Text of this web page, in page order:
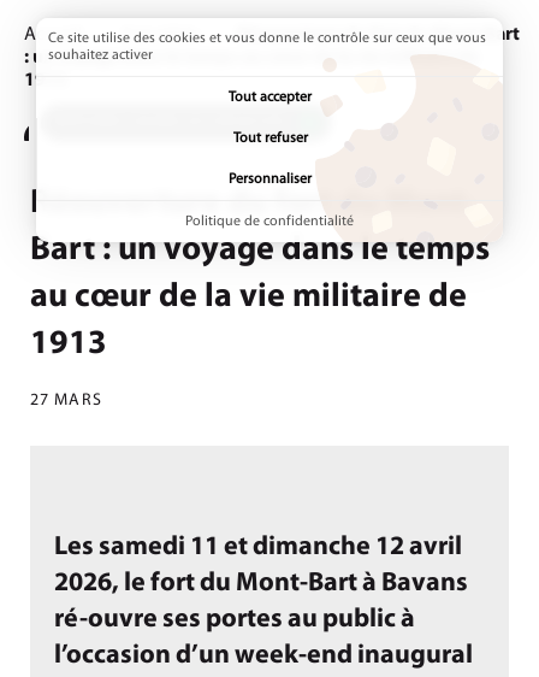
Accueil Actualités Page active :
Réouverture du fort du Mont-Bart
: un voyage dans le temps au cœur de la vie militaire de
1913
Réouverture du fort du Mont-
Bart : un voyage dans le temps
au cœur de la vie militaire de
1913
27 MARS
Les samedi 11 et dimanche 12 avril
2026, le fort du Mont-Bart à Bavans
ré-ouvre ses portes au public à
l’occasion d’un week-end inaugural
Ce site utilise des cookies et vous donne le contrôle sur ceux que vous
souhaitez activer
Tout accepter
Tout refuser
Personnaliser
Politique de confidentialité